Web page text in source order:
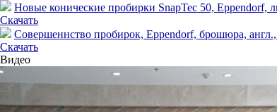
Новые конические пробирки SnapTec 50, Eppendorf,
Скачать
Совершеннство пробирок, Eppendorf, брошюра, англ.,
Скачать
Видео